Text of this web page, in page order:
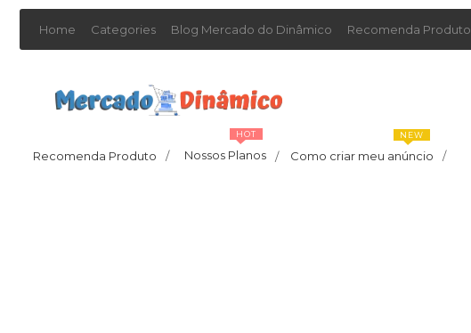
Home Categories Blog Mercado do Dinâmico Recomenda Produto
Recomenda Produto / Nossos Planos /
HOT
Como criar meu anúncio /
NEW